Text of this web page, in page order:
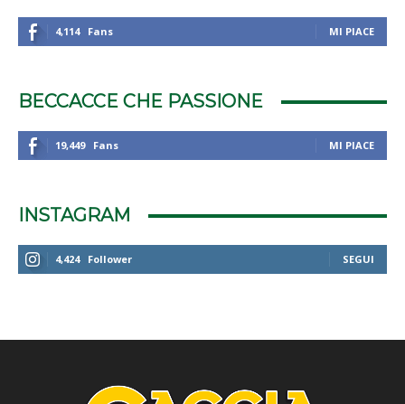
4,114 Fans MI PIACE
BECCACCE CHE PASSIONE
19,449 Fans MI PIACE
INSTAGRAM
4,424 Follower SEGUI